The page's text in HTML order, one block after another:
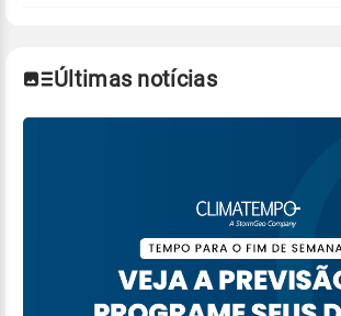
Últimas notícias